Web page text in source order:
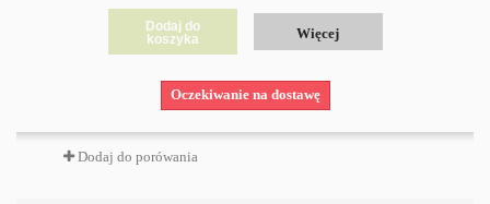
Dodaj do
koszyka
Więcej
Oczekiwanie na dostawę
Dodaj do porówania